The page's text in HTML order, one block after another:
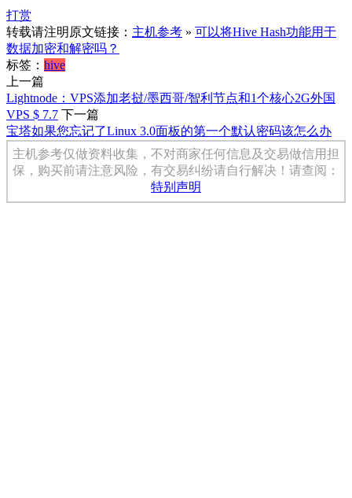
打赏
转载请注明原文链接： 主机参考 » 可以将Hive Hash功能用于
数据加密和解密吗？
标签： hive
上一篇
Lightnode：VPS添加老挝/墨西哥/智利节点和1个核心2G外国
VPS $ 7.7 下一篇
宝塔如果您忘记了Linux 3.0面板的第一个默认密码该怎么办
主机参考仅做资料收集，不对商家任何信息及交易做信用担
保，购买前请注意风险，有交易纠纷请自行解决！请查阅：
特别声明